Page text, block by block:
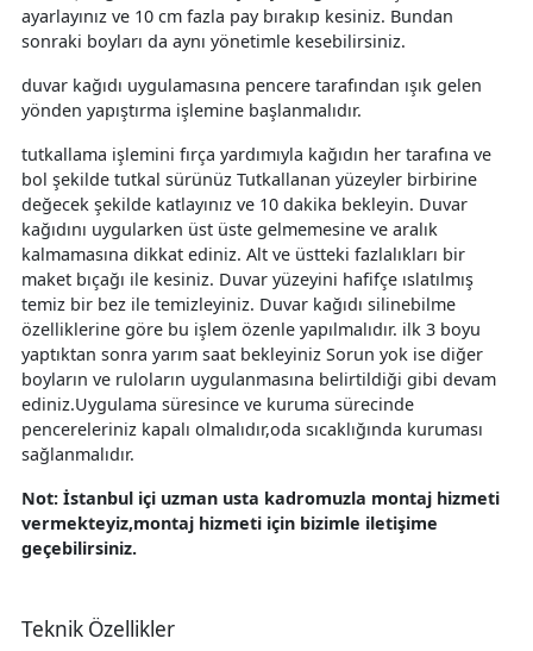
ayarlayınız ve 10 cm fazla pay bırakıp kesiniz. Bundan
sonraki boyları da aynı yönetimle kesebilirsiniz.
duvar kağıdı uygulamasına pencere tarafından ışık gelen
yönden yapıştırma işlemine başlanmalıdır.
tutkallama işlemini fırça yardımıyla kağıdın her tarafına ve
bol şekilde tutkal sürünüz Tutkallanan yüzeyler birbirine
değecek şekilde katlayınız ve 10 dakika bekleyin. Duvar
kağıdını uygularken üst üste gelmemesine ve aralık
kalmamasına dikkat ediniz. Alt ve üstteki fazlalıkları bir
maket bıçağı ile kesiniz. Duvar yüzeyini hafifçe ıslatılmış
temiz bir bez ile temizleyiniz. Duvar kağıdı silinebilme
özelliklerine göre bu işlem özenle yapılmalıdır. ilk 3 boyu
yaptıktan sonra yarım saat bekleyiniz Sorun yok ise diğer
boyların ve ruloların uygulanmasına belirtildiği gibi devam
ediniz.Uygulama süresince ve kuruma sürecinde
pencereleriniz kapalı olmalıdır,oda sıcaklığında kuruması
sağlanmalıdır.
Not: İstanbul içi uzman usta kadromuzla montaj hizmeti
vermekteyiz,montaj hizmeti için bizimle iletişime
geçebilirsiniz.
Teknik Özellikler